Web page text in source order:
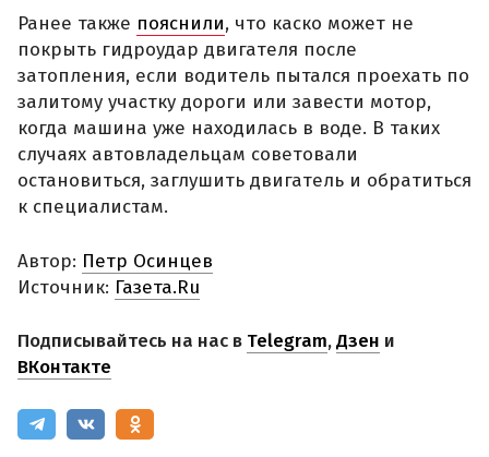
Ранее также пояснили, что каско может не
покрыть гидроудар двигателя после
затопления, если водитель пытался проехать по
залитому участку дороги или завести мотор,
когда машина уже находилась в воде. В таких
случаях автовладельцам советовали
остановиться, заглушить двигатель и обратиться
к специалистам.
Автор: Петр Осинцев
Источник: Газета.Ru
Подписывайтесь на нас в Telegram,Дзен и
ВКонтакте